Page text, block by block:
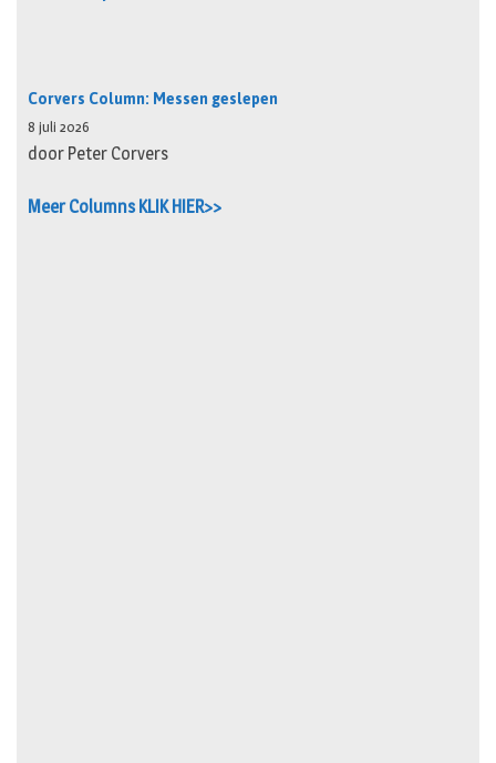
Corvers Column: Messen geslepen
8 juli 2026
door Peter Corvers
Meer Columns KLIK HIER>>